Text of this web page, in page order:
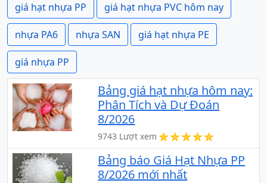
giá hạt nhựa PP giá hạt nhựa PVC hôm nay
nhựa PA6 nhựa SAN giá hạt nhựa PE
giá nhựa PP
Bảng giá hạt nhựa hôm nay:
Phân Tích và Dự Đoán
8/2026
9743 Lượt xem
Bảng báo Giá Hạt Nhựa PP
8/2026 mới nhất